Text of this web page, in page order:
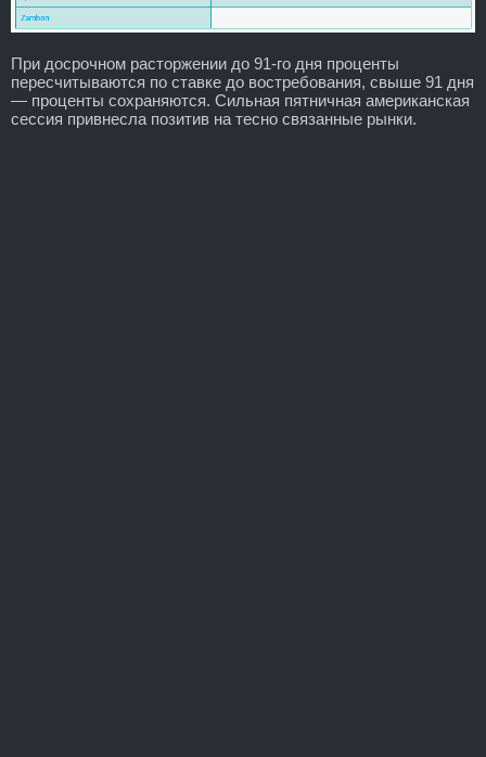
При досрочном расторжении до 91-го дня проценты
пересчитываются по ставке до востребования, свыше 91 дня
— проценты сохраняются. Сильная пятничная американская
сессия привнесла позитив на тесно связанные рынки.